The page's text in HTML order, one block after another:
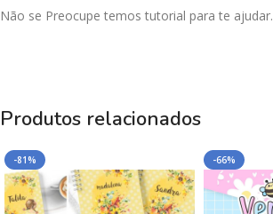
Não se Preocupe temos tutorial para te ajudar.
Produtos relacionados
-81% -66%